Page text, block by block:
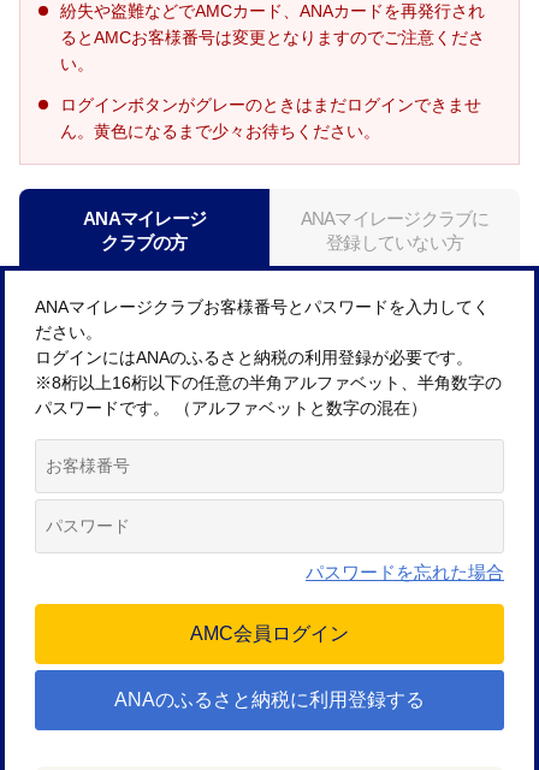
紛失や盗難などでAMCカード、ANAカードを再発行され
るとAMCお客様番号は変更となりますのでご注意くださ
い。
ログインボタンがグレーのときはまだログインできませ
ん。黄色になるまで少々お待ちください。
ANAマイレージ
クラブの方
ANAマイレージクラブに
登録していない方
ANAマイレージクラブお客様番号とパスワードを入力してく
ださい。
ログインにはANAのふるさと納税の利用登録が必要です。
※8桁以上16桁以下の任意の半角アルファベット、半角数字の
パスワードです。 （アルファベットと数字の混在）
パスワードを忘れた場合
ANAのふるさと納税に利用登録する